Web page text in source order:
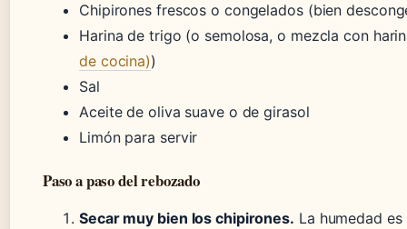
Chipirones frescos o congelados (bien
Harina de trigo (o semolosa, o mezcla con
de cocina))
Sal
Aceite de oliva suave o de girasol
Limón para servir
Paso a paso del rebozado
Secar muy bien los chipirones. La humedad